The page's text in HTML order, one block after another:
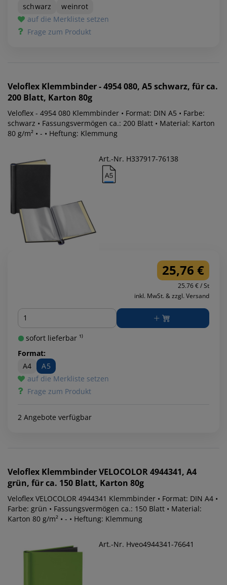
schwarz
weinrot
auf die Merkliste setzen
Frage zum Produkt
Veloflex Klemmbinder - 4954 080, A5 schwarz, für ca.
200 Blatt, Karton 80g
Veloflex - 4954 080 Klemmbinder • Format: DIN A5 • Farbe:
schwarz • Fassungsvermögen ca.: 200 Blatt • Material: Karton
80 g/m² • - • Heftung: Klemmung
Art.-Nr. H337917-76138
25,76 €
25.76 € / St
inkl. MwSt. & zzgl. Versand
Menge
sofort lieferbar ¹⁾
Format:
A4
A5
auf die Merkliste setzen
Frage zum Produkt
2 Angebote verfügbar
Veloflex Klemmbinder VELOCOLOR 4944341, A4
grün, für ca. 150 Blatt, Karton 80g
Veloflex VELOCOLOR 4944341 Klemmbinder • Format: DIN A4 •
Farbe: grün • Fassungsvermögen ca.: 150 Blatt • Material:
Karton 80 g/m² • - • Heftung: Klemmung
Art.-Nr. Hveo4944341-76641